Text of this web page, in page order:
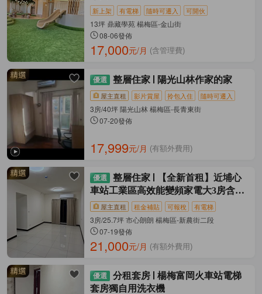
新上架 有電梯 隨時可遷入 可開伙
13坪 鼎藏學苑 楊梅區-金山街
08-06發佈
17,000元/月 (含管理費)
整層住家 陽光山林作家的家
屋主直租 影片賞屋 拎包入住 隨時可遷入
3房/40坪 陽光山林 楊梅區-長青東街
07-20發佈
17,999元/月 (有額外費用)
整層住家
【全新首租】近埔心
車站工業區高效能變頻家電大3房含車
位屋主直租 租金補貼 可報稅 有電梯
3房/25.7坪 市心朗朗 楊梅區-新農街二段
07-19發佈
21,000元/月 (有額外費用)
分租套房
楊梅富岡火車站電梯
套房獨自用洗衣機